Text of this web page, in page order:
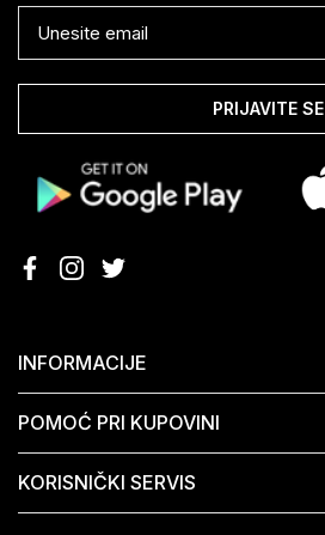
INFORMACIJE
POMOĆ PRI KUPOVINI
KORISNIČKI SERVIS
PRIJAVITE SE